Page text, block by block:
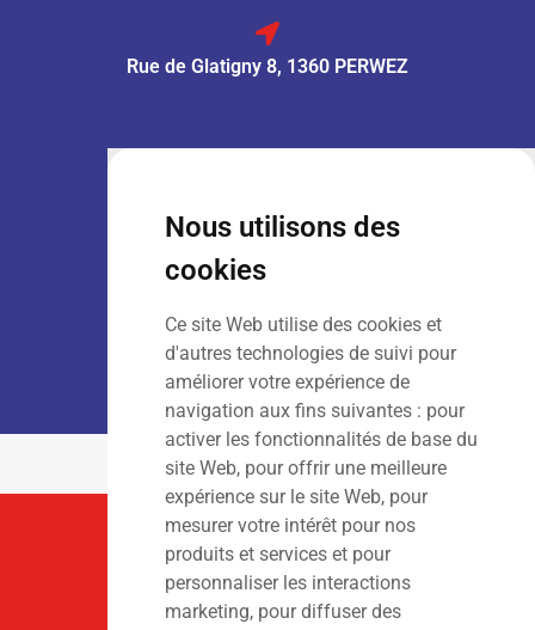
Nous utilisons des
cookies
Ce site Web utilise des cookies et
d'autres technologies de suivi pour
améliorer votre expérience de
navigation aux fins suivantes : pour
activer les fonctionnalités de base du
site Web, pour offrir une meilleure
expérience sur le site Web, pour
mesurer votre intérêt pour nos
produits et services et pour
personnaliser les interactions
marketing, pour diffuser des
Rue de Glatigny 8, 1360 PERWEZ
: 9h00 – 13h00
Dim: Fermé
LOCATION :
Lun – Ven: 7h00 – 18h00
Sam – Dim
: Fermé
Suivez-Nous